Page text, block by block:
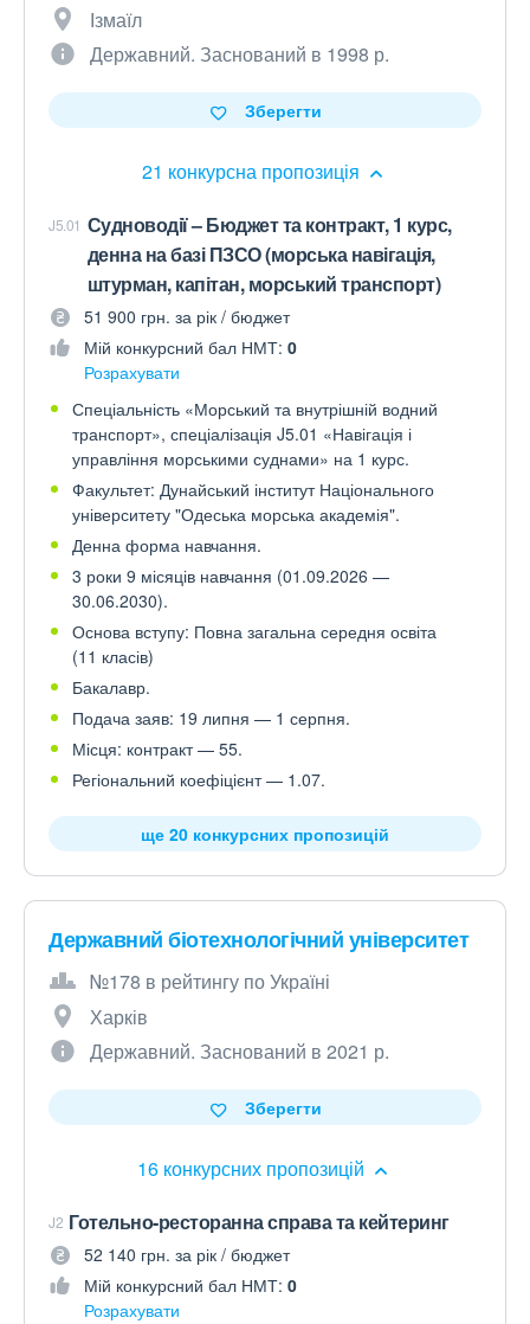
Ізмаїл
Державний. Заснований в 1998 р.
21 конкурсна пропозиція
Зберегти
J5.01 Судноводії – Бюджет та контракт, 1 курс,
денна на базі ПЗСО (морська навігація,
штурман, капітан, морський транспорт)
51 900 грн. за рік / бюджет
Мій конкурсний бал НМТ: 0
Розрахувати
Спеціальність «Морський та внутрішній водний
транспорт», спеціалізація J5.01 «Навігація і
управління морськими суднами» на 1 курс.
Факультет: Дунайський інститут Національного
університету "Одеська морська академія".
Денна форма навчання.
3 роки 9 місяців навчання (01.09.2026 —
30.06.2030).
Основа вступу: Повна загальна середня освіта
(11 класів)
Бакалавр.
Подача заяв: 19 липня — 1 серпня.
Місця: контракт — 55.
Регіональний коефіцієнт — 1.07.
ще 20 конкурсних пропозицій
Державний біотехнологічний університет
№178 в рейтингу по Україні
Харків
Державний. Заснований в 2021 р.
16 конкурсних пропозицій
Зберегти
J2 Готельно-ресторанна справа та кейтеринг
52 140 грн. за рік / бюджет
Мій конкурсний бал НМТ: 0
Розрахувати